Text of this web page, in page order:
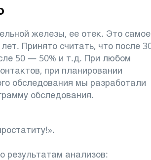
железы, ее отек. Это
Принято считать, что после
50 — 50% и т.д. При любом
при планировании
обследования мы разработали
обследования.
результатам анализов: